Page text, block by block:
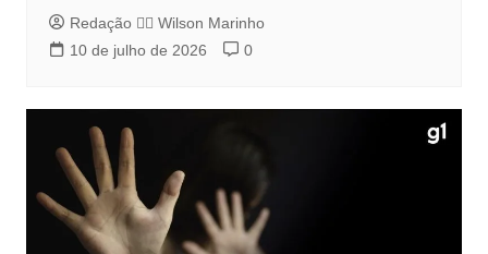
Redação 👨‍⚖️​ Wilson Marinho
10 de julho de 2026
0